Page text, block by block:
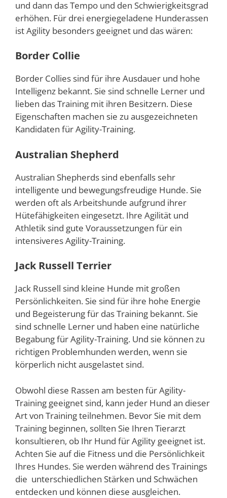
und dann das Tempo und den Schwierigkeitsgrad
erhöhen. Für drei energiegeladene Hunderassen
ist Agility besonders geeignet und das wären:
Border Collie
Border Collies sind für ihre Ausdauer und hohe
Intelligenz bekannt. Sie sind schnelle Lerner und
lieben das Training mit ihren Besitzern. Diese
Eigenschaften machen sie zu ausgezeichneten
Kandidaten für Agility-Training.
Australian Shepherd
Australian Shepherds sind ebenfalls sehr
intelligente und bewegungsfreudige Hunde. Sie
werden oft als Arbeitshunde aufgrund ihrer
Hütefähigkeiten eingesetzt. Ihre Agilität und
Athletik sind gute Voraussetzungen für ein
intensiveres Agility-Training.
Jack Russell Terrier
Jack Russell sind kleine Hunde mit großen
Persönlichkeiten. Sie sind für ihre hohe Energie
und Begeisterung für das Training bekannt. Sie
sind schnelle Lerner und haben eine natürliche
Begabung für Agility-Training. Und sie können zu
richtigen Problemhunden werden, wenn sie
körperlich nicht ausgelastet sind.
Obwohl diese Rassen am besten für Agility-
Training geeignet sind, kann jeder Hund an dieser
Art von Training teilnehmen. Bevor Sie mit dem
Training beginnen, sollten Sie Ihren Tierarzt
konsultieren, ob Ihr Hund für Agility geeignet ist.
Achten Sie auf die Fitness und die Persönlichkeit
Ihres Hundes. Sie werden während des Trainings
die unterschiedlichen Stärken und Schwächen
entdecken und können diese ausgleichen.